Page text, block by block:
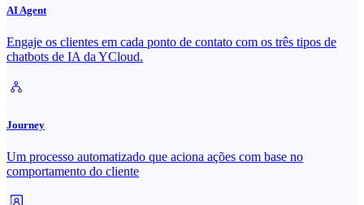
AI Agent
Engaje os clientes em cada ponto de contato com os três tipos de
chatbots de IA da YCloud.
Journey
Um processo automatizado que aciona ações com base no
comportamento do cliente